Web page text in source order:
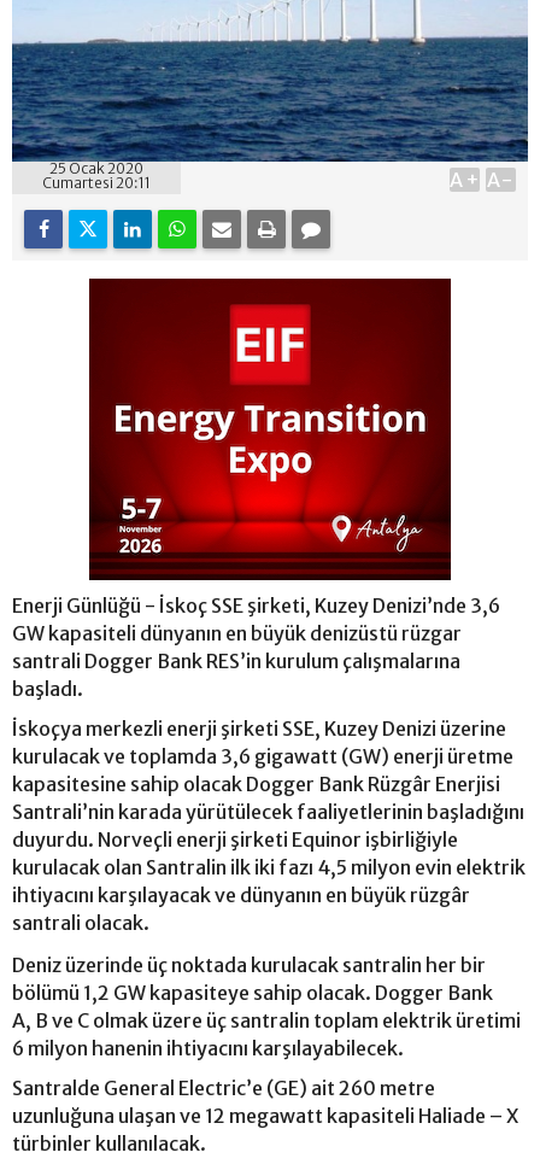
25 Ocak 2020
Cumartesi 20:11
A+ A-
Enerji Günlüğü - İskoç SSE şirketi, Kuzey Denizi’nde 3,6
GW kapasiteli dünyanın en büyük denizüstü rüzgar
santrali Dogger Bank RES’in kurulum çalışmalarına
başladı.
İskoçya merkezli enerji şirketi SSE, Kuzey Denizi üzerine
kurulacak ve toplamda 3,6 gigawatt (GW) enerji üretme
kapasitesine sahip olacak Dogger Bank Rüzgâr Enerjisi
Santrali’nin karada yürütülecek faaliyetlerinin başladığını
duyurdu. Norveçli enerji şirketi Equinor işbirliğiyle
kurulacak olan Santralin ilk iki fazı 4,5 milyon evin elektrik
ihtiyacını karşılayacak ve dünyanın en büyük rüzgâr
santrali olacak.
Deniz üzerinde üç noktada kurulacak santralin her bir
bölümü 1,2 GW kapasiteye sahip olacak. Dogger Bank
A, B ve C olmak üzere üç santralin toplam elektrik üretimi
6 milyon hanenin ihtiyacını karşılayabilecek.
Santralde General Electric’e (GE) ait 260 metre
uzunluğuna ulaşan ve 12 megawatt kapasiteli Haliade – X
türbinler kullanılacak.